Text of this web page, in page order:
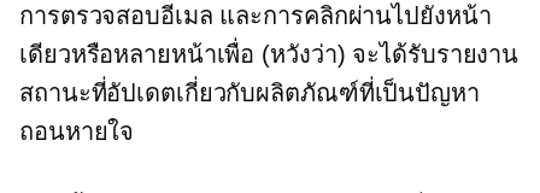
การตรวจสอบอีเมล และการคลิกผ่านไปยังหน้า
เดียวหรือหลายหน้าเพื่อ (หวังว่า) จะได้รับรายงาน
สถานะที่อัปเดตเกี่ยวกับผลิตภัณฑ์ที่เป็นปัญหา
ถอนหายใจ